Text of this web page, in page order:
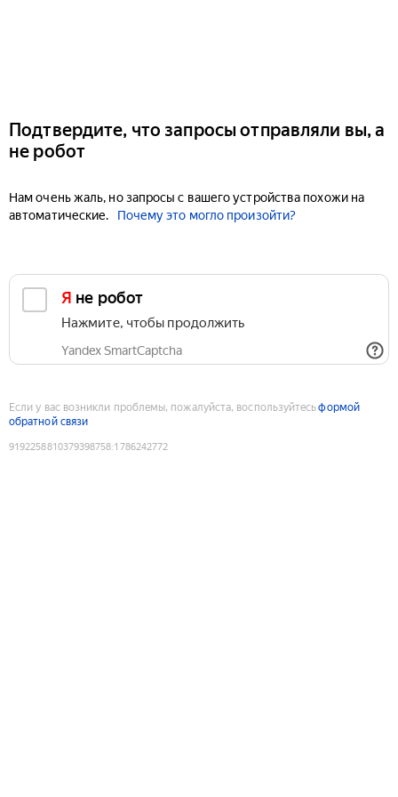
Подтвердите, что запросы отправляли вы, а
не робот
Нам очень жаль, но запросы с вашего устройства похожи на
автоматические.
Почему это могло произойти?
Я не робот
Нажмите, чтобы продолжить
Yandex SmartCaptcha
Если у вас возникли проблемы, пожалуйста, воспользуйтесьформой
обратной связи
9192258810379398758:1786242772